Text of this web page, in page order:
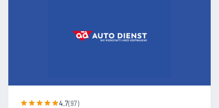
4.7(97)